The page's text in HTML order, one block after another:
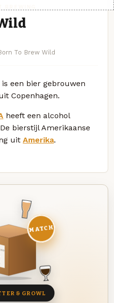
To Brew Wild
een bier gebrouwen
Copenhagen.
heeft een alcohol
bierstijl Amerikaanse
uit Amerika.
MATCH
& GROWL